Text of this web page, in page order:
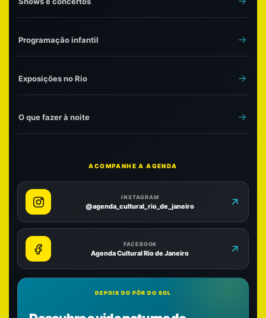
Programação infantil
Exposições no Rio
O que fazer à noite
ACOMPANHE A AGENDA
INSTAGRAM
@agenda_cultural_rio_de_janeiro
FACEBOOK
Agenda Cultural Rio de Janeiro
DEPOIS DO PÔR DO SOL